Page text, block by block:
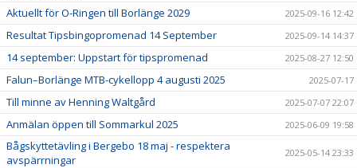
Aktuellt för O-Ringen till Borlänge 2029 2025-09-16 12:42
Resultat Tipsbingopromenad 14 September 2025-09-14 14:37
14 september: Uppstart för tipspromenad 2025-08-27 12:50
Falun–Borlänge MTB-cykellopp 4 augusti 2025 2025-07-17
Till minne av Henning Waltgård 2025-07-07 22:07
Anmälan öppen till Sommarkul 2025 2025-06-09 19:58
Bågskyttetävling i Bergebo 18 maj - respektera
avspärrningar
2025-05-14 23:33